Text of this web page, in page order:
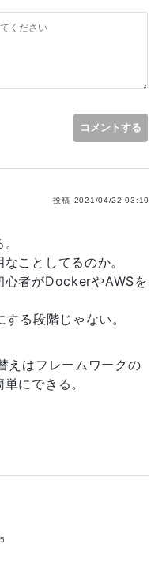
コメントする
ことしてるのか。
心者がDockerやAWSを
る段階じゃない。
えはフレームワークの
にできる。
投稿 2021/04/22 03:10